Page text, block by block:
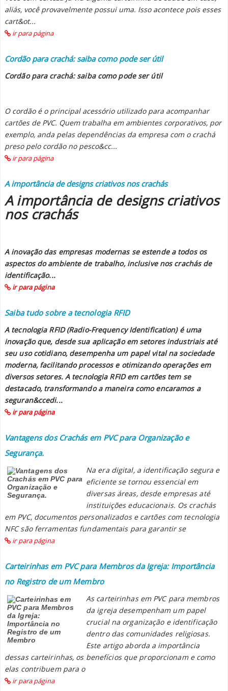
aliás, você provavelmente possui uma. Isso acontece pois esses
cart&ot...
ir para página
Cordão para crachá: saiba como pode ser útil
Cordão para crachá: saiba como pode ser útil
O cordão é o principal acessório utilizado para acompanhar
cartões de PVC. Quem trabalha em ambientes corporativos, por
exemplo, anda pelas dependências da empresa com o crachá
preso pelo cordão no pesco&cc...
ir para página
A importância de designs criativos nos crachás
A importância de designs criativos
nos crachás
A inovação das empresas modernas se estende a todos os
aspectos do ambiente de trabalho, inclusive nos crachás de
identificação...
ir para página
Saiba tudo sobre a tecnologia RFID
A tecnologia RFID (Radio-Frequency Identification) é uma
inovação que, desde sua aplicação em setores industriais até
seu uso cotidiano, desempenha um papel vital na sociedade
moderna, facilitando processos e otimizando operações em
diversos setores. A tecnologia RFID em cartões tem se
destacado, transformando a maneira como encaramos a
seguran&ccedi...
ir para página
Vantagens dos Crachás em PVC para Organização e
Segurança.
Na era digital, a identificação segura e
eficiente se tornou essencial em
diversas áreas, desde empresas até
instituições educacionais. Os crachás
em PVC, documentos personalizados e cartões com tecnologia
NFC são ferramentas fundamentais para garantir se
ir para página
Carteirinhas em PVC para Membros da Igreja: Importância
no Registro de um Membro
As carteirinhas em PVC para membros
da igreja desempenham um papel
crucial na organização e identificação
dentro das comunidades religiosas.
Este artigo aborda a importância
dessas carteirinhas, os benefícios que proporcionam e como
elas contribuem para o
ir para página